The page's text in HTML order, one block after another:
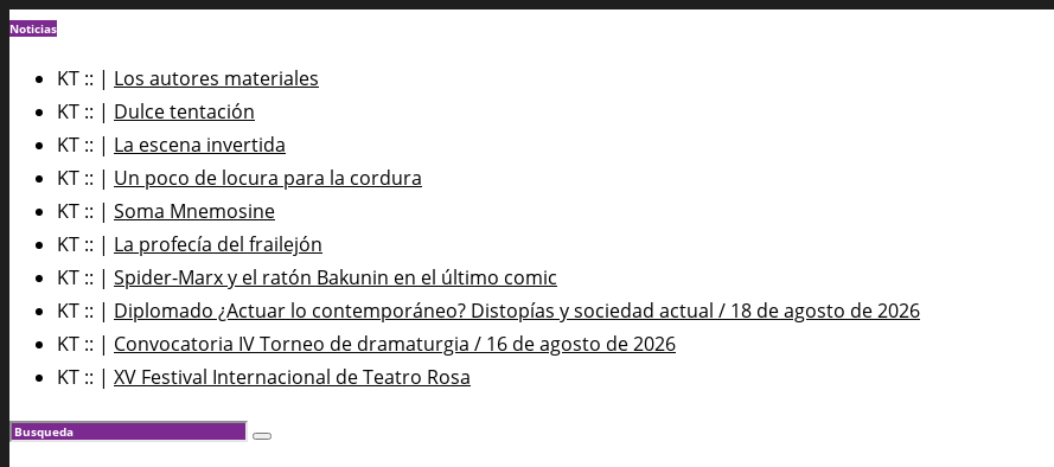
Noticias
KT :: | Los autores materiales
KT :: | Dulce tentación
KT :: | La escena invertida
KT :: | Un poco de locura para la cordura
KT :: | Soma Mnemosine
KT :: | La profecía del frailejón
KT :: | Spider-Marx y el ratón Bakunin en el último comic
KT :: | Diplomado ¿Actuar lo contemporáneo? Distopías y sociedad actual / 18 de agosto de 2026
KT :: | Convocatoria IV Torneo de dramaturgia / 16 de agosto de 2026
KT :: | XV Festival Internacional de Teatro Rosa